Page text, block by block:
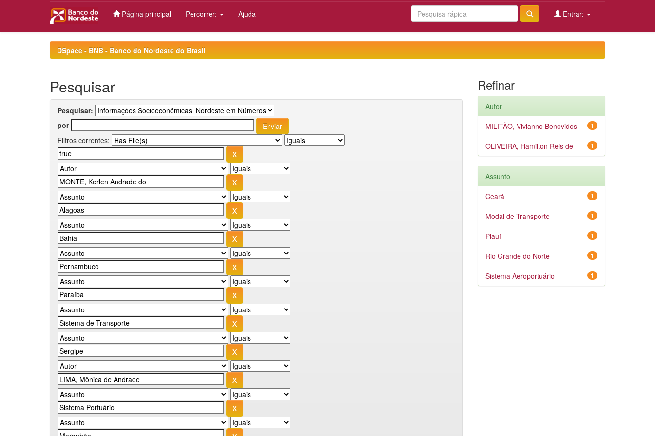
Página principal Percorrer: Ajuda Entrar:
DSpace - BNB - Banco do Nordeste do Brasil
Pesquisar
Pesquisar:
por
Filtros correntes:
Refinar
Autor
1
MILITÃO, Vivianne Benevides
1
OLIVEIRA, Hamilton Reis de
Assunto
1
Ceará
1
Modal de Transporte
1
Piauí
1
Rio Grande do Norte
1
Sistema Aeroportuário